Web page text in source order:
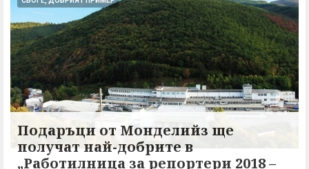
Подаръци от Монделийз ще
получат най-добрите в
„Работилница за репортери 2018 –